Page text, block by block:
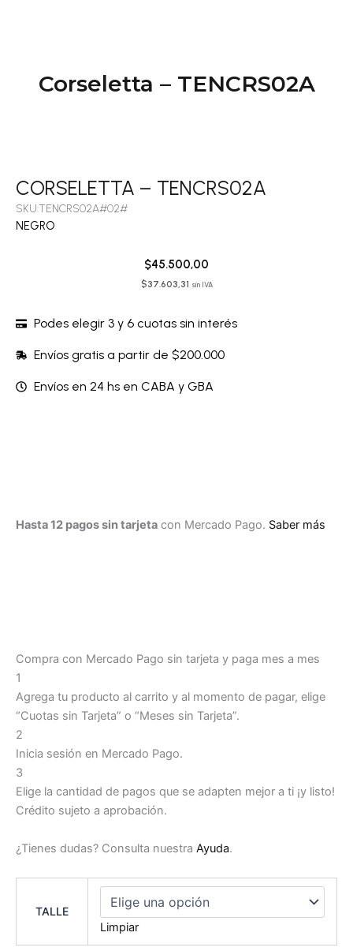
Corseletta – TENCRS02A
CORSELETTA – TENCRS02A
SKU:TENCRS02A#02#
NEGRO
$45.500,00
$37.603,31 sin IVA
Podes elegir 3 y 6 cuotas sin interés
Envíos gratis a partir de $200.000
Envíos en 24 hs en CABA y GBA
Hasta 12 pagos sin tarjeta con Mercado Pago. Saber más
Compra con Mercado Pago sin tarjeta y paga mes a mes
1
Agrega tu producto al carrito y al momento de pagar, elige
“Cuotas sin Tarjeta” o “Meses sin Tarjeta”.
2
Inicia sesión en Mercado Pago.
3
Elige la cantidad de pagos que se adapten mejor a ti ¡y listo!
Crédito sujeto a aprobación.
¿Tienes dudas? Consulta nuestra Ayuda.
TALLE
Limpiar